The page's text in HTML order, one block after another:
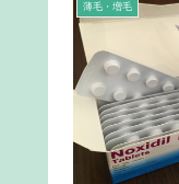
薄毛・増毛